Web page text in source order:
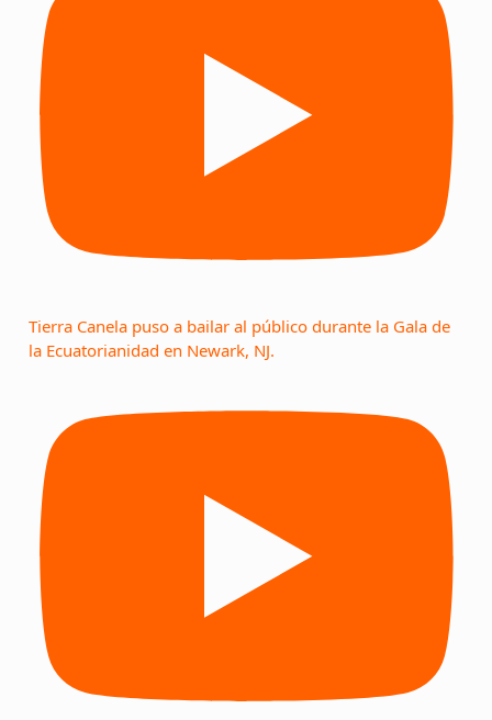
Tierra Canela puso a bailar al público durante la Gala de
la Ecuatorianidad en Newark, NJ.